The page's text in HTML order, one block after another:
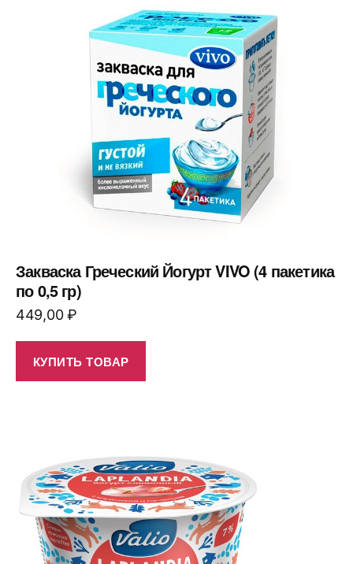
Закваска Греческий Йогурт VIVO (4 пакетика
по 0,5 гр)
449,00₽
КУПИТЬ ТОВАР